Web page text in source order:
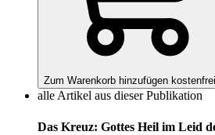
Zum Warenkorb hinzufügen kostenfrei
alle Artikel aus dieser Publikation
Das Kreuz: Gottes Heil im Leid